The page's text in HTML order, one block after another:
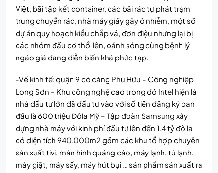
Việt, bãi tập kết container, các bãi rác tự phát trạm
trung chuyển rác, nhà máy giấy gây ô nhiễm, một số
dự án quy hoạch kiểu chắp vá, đơn điệu nhưng lại bị
các nhóm đầu cơ thổi lên, oánh sóng cùng bệnh lý
ngáo giá đang diễn biến khá phức tạp.
-Về kinh tế: quận 9 có cảng Phú Hữu – Công nghiệp
Long Sơn – Khu công nghệ cao trong đó Intel hiện là
nhà đầu tư lớn đã đầu tư vào với số tiền đăng ký ban
đầu là 600 triệu Đôla Mỹ – Tập đoàn Samsung xây
dựng nhà máy với kinh phí đầu tư lên đến 1.4 tỷ đô la
có diện tích 940.000m2 gồm các khu tổ hợp chuyên
sản xuất tivi, màn hình quảng cáo, máy lạnh, tủ lạnh,
máy giặt, máy sấy, máy hút bụi … sản phẩm sản xuất ra